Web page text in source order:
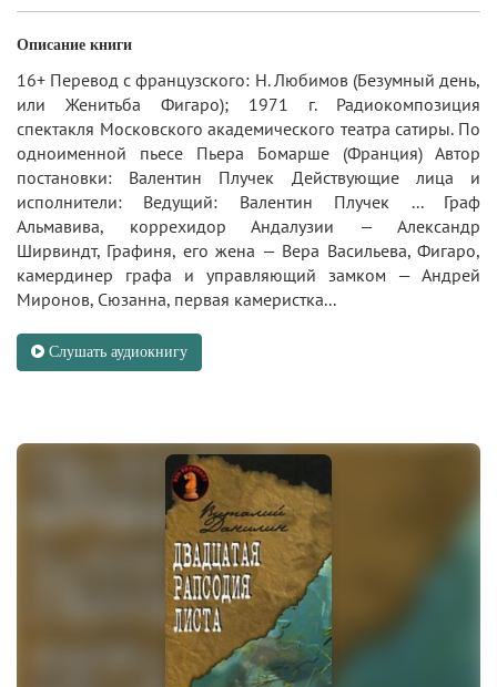
Описание книги
16+ Перевод с французского: Н. Любимов (Безумный день,
или Женитьба Фигаро); 1971 г. Радиокомпозиция
спектакля Московского академического театра сатиры. По
одноименной пьесе Пьера Бомарше (Франция) Автор
постановки: Валентин Плучек Действующие лица и
исполнители: Ведущий: Валентин Плучек ... Граф
Альмавива, коррехидор Андалузии — Александр
Ширвиндт, Графиня, его жена — Вера Васильева, Фигаро,
камердинер графа и управляющий замком — Андрей
Миронов, Сюзанна, первая камеристка...
Слушать аудиокнигу